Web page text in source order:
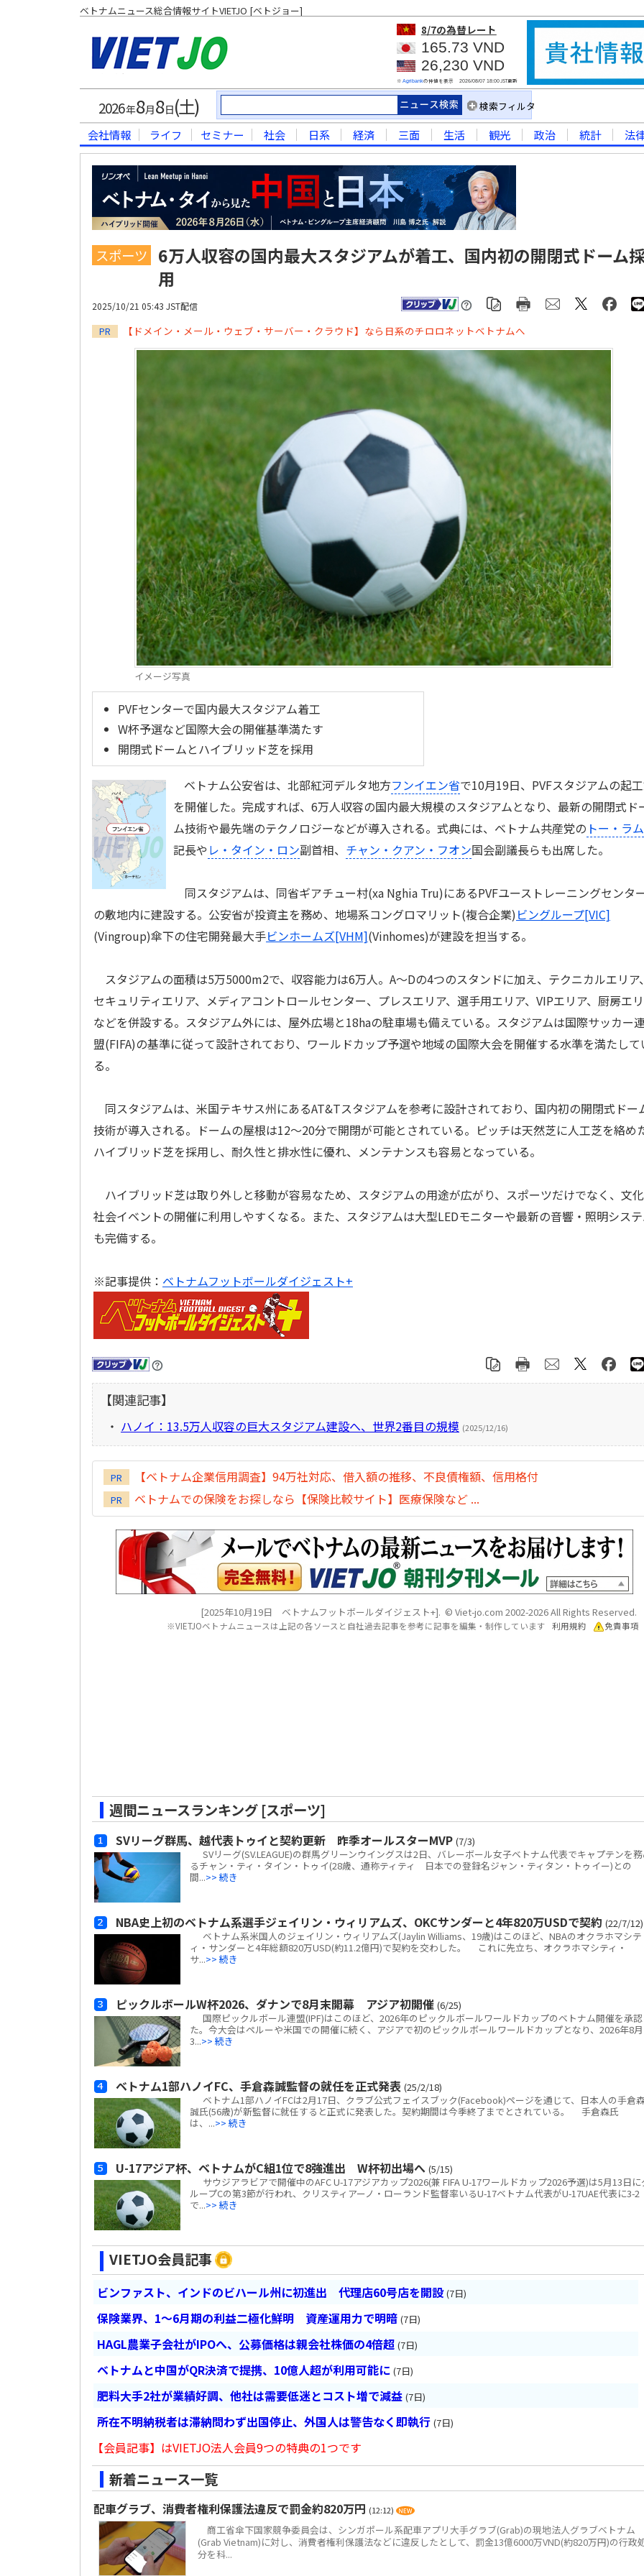
ベトナムニュース総合情報サイトVIETJO [ベトジョー]
8/7の為替レート
165.73 VND
26,230 VND
※ Agribankの仲値を表示 2026/08/07 18:00JST更新
2026年8月8日(土) 検索フィルタ
会社情報 ライフ セミナー 社会 日系 経済 三面 生活 観光 政治 統計 法
スポーツ
6万人収容の国内最大スタジアムが着工、国内初の開閉式ドーム
用
2025/10/21 05:43 JST配信
PR 【ドメイン・メール・ウェブ・サーバー・クラウド】なら日系のチロロネットベトナムへ
イメージ写真
PVFセンターで国内最大スタジアム着工
W杯予選など国際大会の開催基準満たす
開閉式ドームとハイブリッド芝を採用
ベトナム公安省は、北部紅河デルタ地方フンイエン省で10月19日、PVFスタジアムの起
を開催した。完成すれば、6万人収容の国内最大規模のスタジアムとなり、最新の開閉式ド
ム技術や最先端のテクノロジーなどが導入される。式典には、ベトナム共産党の トー・ラム
記長や レ・タイン・ロン副首相、 チャン・クアン・フオン国会副議長らも出席した。
同スタジアムは、同省ギアチュー村(xa Nghia Tru)にあるPVFユーストレーニングセンタ
の敷地内に建設する。公安省が投資主を務め、地場系コングロマリット(複合企業)ビングループ[VIC]
(Vingroup)傘下の住宅開発最大手ビンホームズ[VHM](Vinhomes)が建設を担当する。
スタジアムの面積は5万5000m2で、収容能力は6万人。A～Dの4つのスタンドに加え、テクニカルエリア
セキュリティエリア、メディアコントロールセンター、プレスエリア、選手用エリア、VIPエリア、厨房エ
などを併設する。スタジアム外には、屋外広場と18haの駐車場も備えている。スタジアムは国際サッカー
盟(FIFA)の基準に従って設計されており、ワールドカップ予選や地域の国際大会を開催する水準を満たして
る。
同スタジアムは、米国テキサス州にあるAT&Tスタジアムを参考に設計されており、国内初の開閉式ドー
技術が導入される。ドームの屋根は12～20分で開閉が可能とされている。ピッチは天然芝に人工芝を絡め
ハイブリッド芝を採用し、耐久性と排水性に優れ、メンテナンスも容易となっている。
ハイブリッド芝は取り外しと移動が容易なため、スタジアムの用途が広がり、スポーツだけでなく、文
社会イベントの開催に利用しやすくなる。また、スタジアムは大型LEDモニターや最新の音響・照明シス
も完備する。
※記事提供： ベトナムフットボールダイジェスト+
【関連記事】
・ ハノイ：13.5万人収容の巨大スタジアム建設へ、世界2番目の規模 (2025/12/16)
PR 【ベトナム企業信用調査】94万社対応、借入額の推移、不良債権額、信用格付
PR ベトナムでの保険をお探しなら【保険比較サイト】医療保険など ...
[2025年10月19日 ベトナムフットボールダイジェスト+]. © Viet-jo.com 2002-2026 All Rights Reserved.
※VIETJOベトナムニュースは上記の各ソースと自社過去記事を参考に記事を編集・制作しています 利用規約 免責事項
週間ニュースランキング [スポーツ]
SVリーグ群馬、越代表トゥイと契約更新 昨季オールスターMVP (7/3)
SVリーグ(SV.LEAGUE)の群馬グリーンウイングスは2日、バレーボール女子ベトナム代表でキャプテンを
るチャン・ティ・タイン・トゥイ(28歳、通称ティティ 日本での登録名ジャン・ティタン・トゥイー)との
間...>> 続き
NBA史上初のベトナム系選手ジェイリン・ウィリアムズ、OKCサンダーと4年820万USDで契約 (22/7/12)
ベトナム系米国人のジェイリン・ウィリアムズ(Jaylin Williams、19歳)はこのほど、NBAのオクラホマシテ
ィ・サンダーと4年総額820万USD(約11.2億円)で契約を交わした。 これに先立ち、オクラホマシティ・
サ...>> 続き
ピックルボールW杯2026、ダナンで8月末開幕 アジア初開催 (6/25)
国際ピックルボール連盟(IPF)はこのほど、2026年のピックルボールワールドカップのベトナム開催を承
た。今大会はペルーや米国での開催に続く、アジアで初のピックルボールワールドカップとなり、2026年8月
3...>> 続き
ベトナム1部ハノイFC、手倉森誠監督の就任を正式発表 (25/2/18)
ベトナム1部ハノイFCは2月17日、クラブ公式フェイスブック(Facebook)ページを通じて、日本人の手倉
誠氏(56歳)が新監督に就任すると正式に発表した。契約期間は今季終了までとされている。 手倉森氏
は、...>> 続き
U-17アジア杯、ベトナムがC組1位で8強進出 W杯初出場へ (5/15)
サウジアラビアで開催中のAFC U-17アジアカップ2026(兼 FIFA U-17ワールドカップ2026予選)は5月13日に
ループCの第3節が行われ、クリスティアーノ・ローランド監督率いるU-17ベトナム代表がU-17UAE代表に3-2
で...>> 続き
VIETJO会員記事
ビンファスト、インドのビハール州に初進出 代理店60号店を開設 (7日)
保険業界、1～6月期の利益二極化鮮明 資産運用力で明暗 (7日)
HAGL農業子会社がIPOへ、公募価格は親会社株価の4倍超 (7日)
ベトナムと中国がQR決済で提携、10億人超が利用可能に (7日)
肥料大手2社が業績好調、他社は需要低迷とコスト増で減益 (7日)
所在不明納税者は滞納問わず出国停止、外国人は警告なく即執行 (7日)
【会員記事】はVIETJO法人会員9つの特典の1つです
新着ニュース一覧
配車グラブ、消費者権利保護法違反で罰金約820万円 (12:12)
商工省傘下国家競争委員会は、シンガポール系配車アプリ大手グラブ(Grab)の現地法人グラブベトナム
(Grab Vietnam)に対し、消費者権利保護法などに違反したとして、罰金13億6000万VND(約820万円)の行政
分を科...